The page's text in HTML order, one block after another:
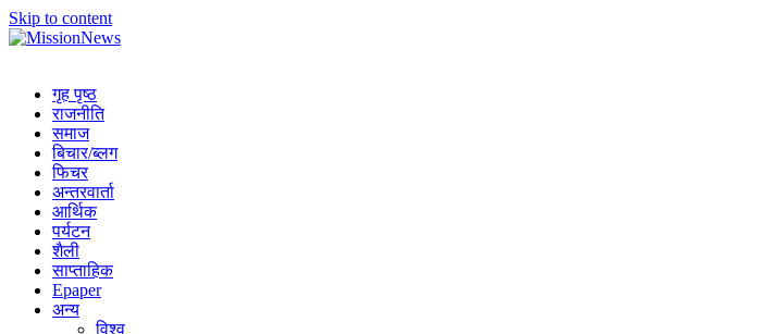
Skip to content
गृह पृष्ठ
राजनीति
समाज
बिचार/ब्लग
फिचर
अन्तरवार्ता
आर्थिक
पर्यटन
शैली
साप्ताहिक
Epaper
अन्य
विश्व